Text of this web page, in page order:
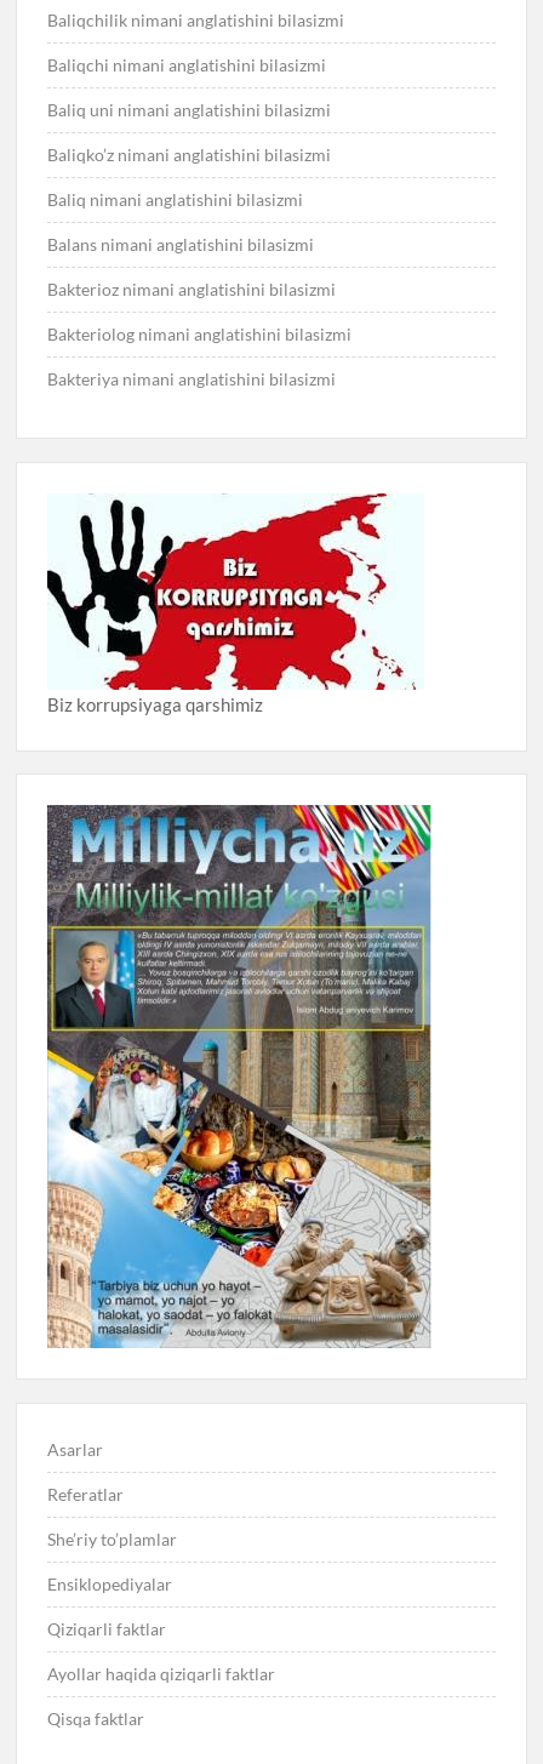
Baliqchilik nimani anglatishini bilasizmi
Baliqchi nimani anglatishini bilasizmi
Baliq uni nimani anglatishini bilasizmi
Baliqko’z nimani anglatishini bilasizmi
Baliq nimani anglatishini bilasizmi
Balans nimani anglatishini bilasizmi
Bakterioz nimani anglatishini bilasizmi
Bakteriolog nimani anglatishini bilasizmi
Bakteriya nimani anglatishini bilasizmi
Biz korrupsiyaga qarshimiz
Asarlar
Referatlar
She’riy to’plamlar
Ensiklopediyalar
Qiziqarli faktlar
Ayollar haqida qiziqarli faktlar
Qisqa faktlar